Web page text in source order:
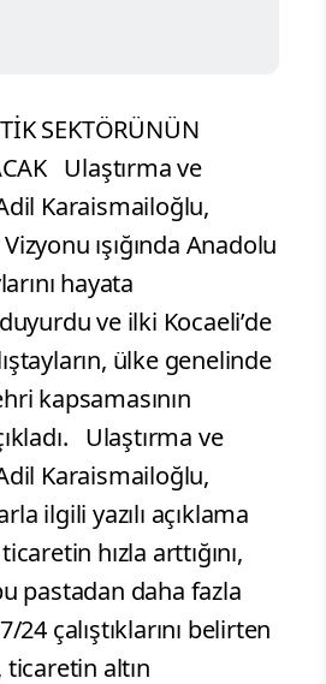
SEKTÖRÜNÜN
Ulaştırma ve
Karaismailoğlu,
ışığında Anadolu
hayata
ve ilki Kocaeli’de
ülke genelinde
kapsamasının
Ulaştırma ve
Karaismailoğlu,
ilgili yazılı açıklama
hızla arttığını,
pastadan daha fazla
24 çalıştıklarını belirten
altın